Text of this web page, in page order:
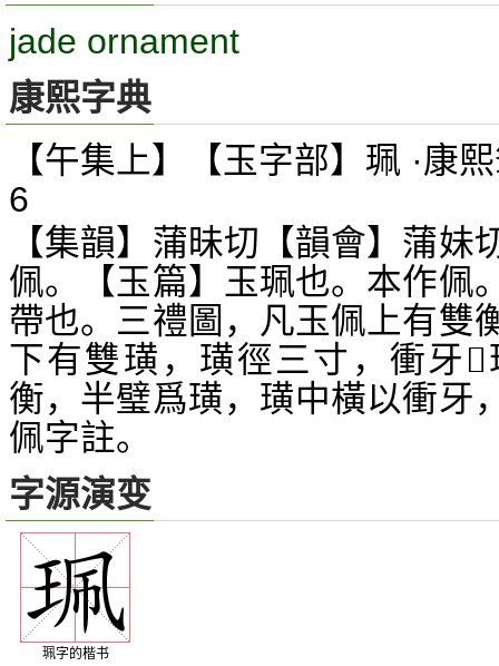
jade ornament
康熙字典
【午集上】【玉字部】珮 ·康
6
【集韻】蒲昧切【韻會】蒲妹
佩。【玉篇】玉珮也。本作佩
帶也。三禮圖，凡玉佩上有雙
下有雙璜，璜徑三寸，衝牙 𧓍
衡，半璧爲璜，璜中橫以衝牙
佩字註。
字源演变
珮字的楷书